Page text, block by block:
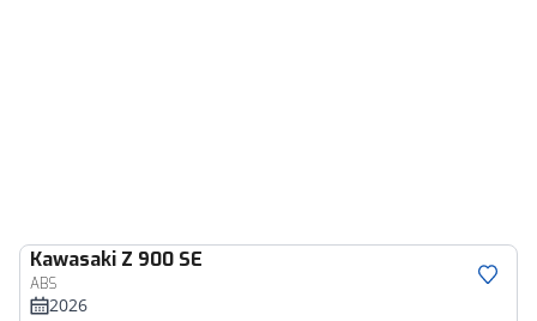
Kawasaki Z 900 SE
ABS
2026